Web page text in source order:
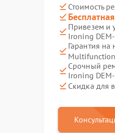
Стоимость
Привезем и
Ironing
Гарантия
Срочный
Ironing
Скидка для